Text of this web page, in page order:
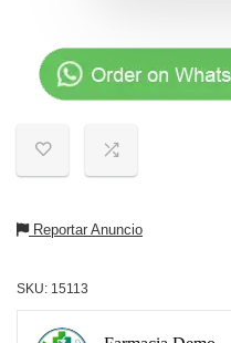
Reportar Anuncio
SKU: 15113